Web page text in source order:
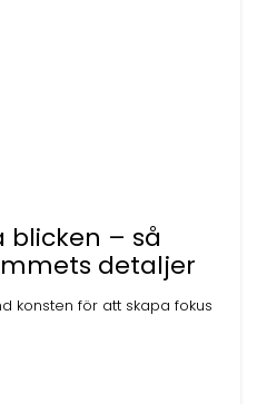
blicken – så
detaljer
konsten för att skapa fokus